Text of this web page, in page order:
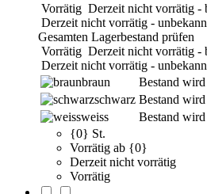
Vorrätig Derzeit nicht vorrätig -
Derzeit nicht vorrätig -
Gesamten Lagerbestand prüfen
Vorrätig Derzeit nicht vorrätig -
Derzeit nicht vorrätig -
braun
Bestand
schwarz Bestand
weiss
Bestand
{0} St.
Vorrätig ab {0}
Derzeit nicht vorrätig
Vorrätig